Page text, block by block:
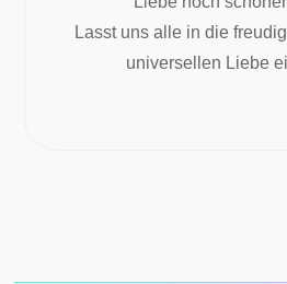
Lasst uns alle in die
universellen Liebe